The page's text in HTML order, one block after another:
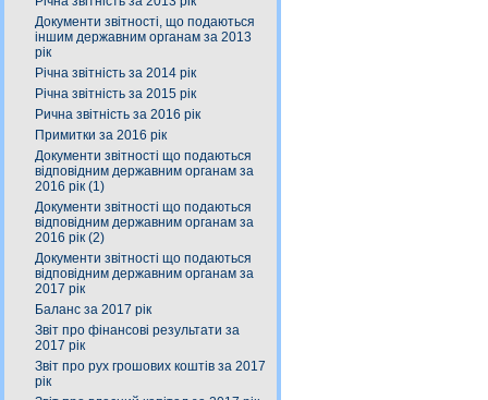
Документи звітності, що подаються
іншим державним органам за 2013
рік
Річна звітність за 2014 рік
Річна звітність за 2015 рік
Рична звітність за 2016 рік
Примитки за 2016 рік
Документи звітності що подаються
відповідним державним органам за
2016 рік (1)
Документи звітності що подаються
відповідним державним органам за
2016 рік (2)
Документи звітності що подаються
відповідним державним органам за
2017 рік
Баланс за 2017 рік
Звіт про фінансові результати за
2017 рік
Звіт про рух грошових коштів за 2017
рік